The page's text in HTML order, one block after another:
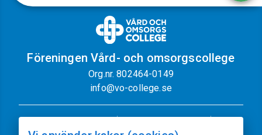
Föreningen Vård- och omsorgscollege
Org.nr. 802464-0149
info@vo-college.se